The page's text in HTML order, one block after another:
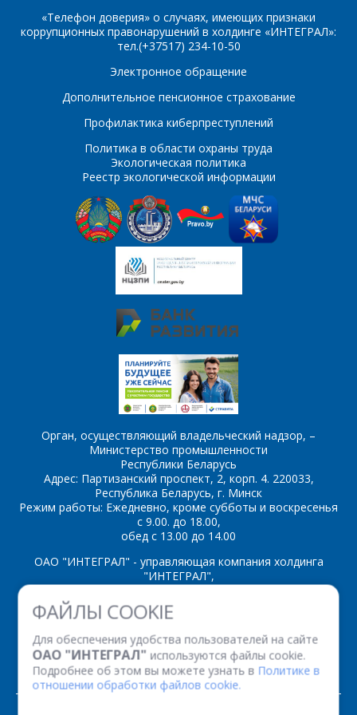
ФАЙЛЫ COOKIE
Для обеспечения удобства пользователей на сайте
ОАО "ИНТЕГРАЛ" используются файлы cookie.
Подробнее об этом вы можете узнать в Политике в
отношении обработки файлов cookie.
ПОИСК
«Телефон доверия» о случаях, имеющих признаки
коррупционных правонарушений в холдинге «ИНТЕГРАЛ»:
тел.(+37517) 234-10-50
Электронное обращение
Дополнительное пенсионное страхование
Профилактика киберпреступлений
Политика в области охраны труда
Экологическая политика
Реестр экологической информации
Орган, осуществляющий владельческий надзор, –
Министерство промышленности
Республики Беларусь
Адрес: Партизанский проспект, 2, корп. 4. 220033,
Республика Беларусь, г. Минск
Режим работы: Ежедневно, кроме субботы и воскресенья
с 9.00. до 18.00,
обед с 13.00 до 14.00
ОАО "ИНТЕГРАЛ" - управляющая компания холдинга
"ИНТЕГРАЛ",
ул. Казинца И.П., д.121А, комната 327, г. Минск, 220108,
Республика Беларусь
Факс: (+375 17) 338 12 94 УНП 100386629
Рег. номер 100386629 от 01.08.2013 г.
Телефон
E-mail*
Интересующий товар/
услуга, их количество
Комментарий*
*- обязательные
поля
ОТПРАВИТЬ
E-mail
Интересующий товар/
услуга
Сообщение
Я согласен на
обработку
*- обязательные
поля
ОТПРАВИТЬ